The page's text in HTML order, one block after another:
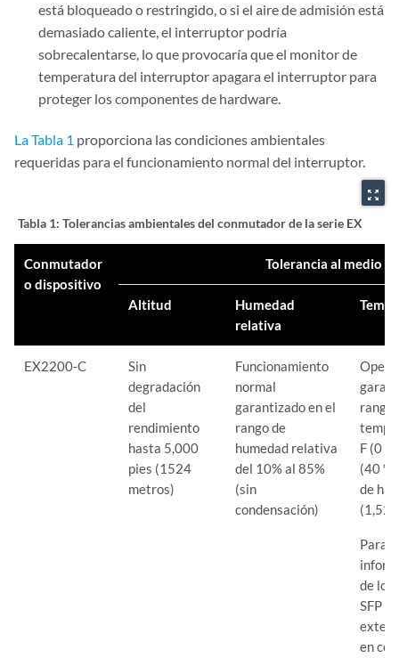
está bloqueado o restringido, o si el aire de admisión está
demasiado caliente, el interruptor podría
sobrecalentarse, lo que provocaría que el monitor de
temperatura del interruptor apagara el interruptor para
proteger los componentes de hardware.
La Tabla 1 proporciona las condiciones ambientales
requeridas para el funcionamiento normal del interruptor.
zoom_out_map
Tabla 1: Tolerancias ambientales del conmutador de la serie EX
Conmutador
o dispositivo
Tolerancia al medio
Altitud
Humedad
relativa
EX2200-C
Sin
degradación
del
rendimiento
hasta 5,000
pies (1524
metros)
Funcionamiento
normal
garantizado en el
rango de
humedad relativa
del 10% al 85%
(sin
condensación)
rango
F (0 °
(40 °
de
Para
de los
SFP
en